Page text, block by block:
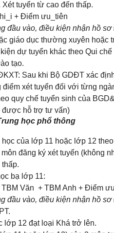
tuyển từ cao đến thấp.
+ Điểm ưu_tiên
đầu vào, điều kiện nhận hồ
giáo dục thường xuyên hoặc
dự tuyển khác theo Qui
tạo.
Sau khi Bộ GDĐT xác
xét tuyển đối với từng
quy chế tuyển sinh của
hỗ trợ tư vấn)
học phổ thông
của lớp 11 hoặc lớp 12
đăng ký xét tuyển (không
bạ lớp 11:
Văn + TBM Anh + Điểm
đầu vào, điều kiện nhận hồ
lớp 12 đạt loại Khá trở lên.